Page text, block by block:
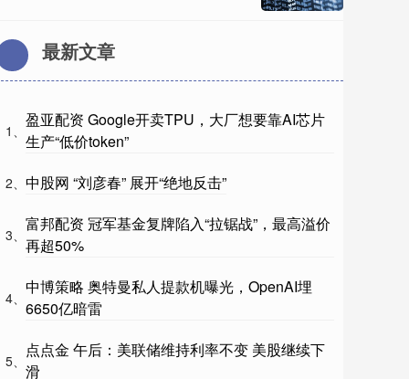
最新文章
1、
盈亚配资 Google开卖TPU，大厂想要靠AI芯片
生产“低价token”
2、 中股网 “刘彦春” 展开“绝地反击”
3、
富邦配资 冠军基金复牌陷入“拉锯战”，最高溢价
再超50%
4、
中博策略 奥特曼私人提款机曝光，OpenAI埋
6650亿暗雷
5、
点点金 午后：美联储维持利率不变 美股继续下
滑